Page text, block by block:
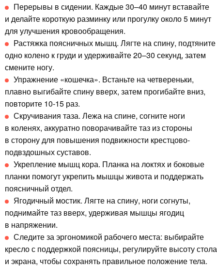
Перерывы в сидении. Каждые 30–40 минут вставайте
и делайте короткую разминку или прогулку около 5 минут
для улучшения кровообращения.
Растяжка поясничных мышц. Лягте на спину, подтяните
одно колено к груди и удерживайте 20–30 секунд, затем
смените ногу.
Упражнение «кошечка». Встаньте на четвереньки,
плавно выгибайте спину вверх, затем прогибайте вниз,
повторите 10-15 раз.
Скручивания таза. Лежа на спине, согните ноги
в коленях, аккуратно поворачивайте таз из стороны
в сторону для повышения подвижности крестцово-
подвздошных суставов.
Укрепление мышц кора. Планка на локтях и боковые
планки помогут укрепить мышцы живота и поддержать
поясничный отдел.
Ягодичный мостик. Лягте на спину, ноги согнуты,
поднимайте таз вверх, удерживая мышцы ягодиц
в напряжении.
Следите за эргономикой рабочего места: выбирайте
кресло с поддержкой поясницы, регулируйте высоту стола
и экрана, чтобы сохранять правильное положение тела.